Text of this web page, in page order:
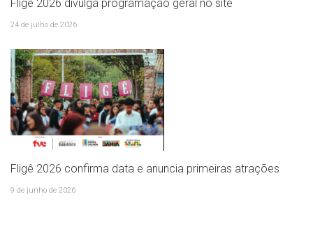
Fligê 2026 divulga programação geral no site
24 de julho de 2026
Fligê 2026 confirma data e anuncia primeiras atrações
9 de junho de 2026